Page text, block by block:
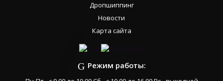
Дропшиппинг
Новости
Карта сайта
Режим работы: